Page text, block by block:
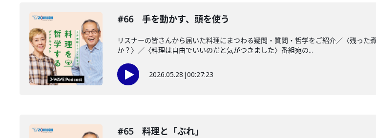
#66 手を動かす、頭を使う
リスナーの皆さんから届いた料理にまつわる疑問・質問・哲学をご紹介／〈残っ
か？〉／〈料理は自由でいいのだと気がつきました〉番組宛の...
2026.05.28 |00:27:23
#65 料理と「ぶれ」